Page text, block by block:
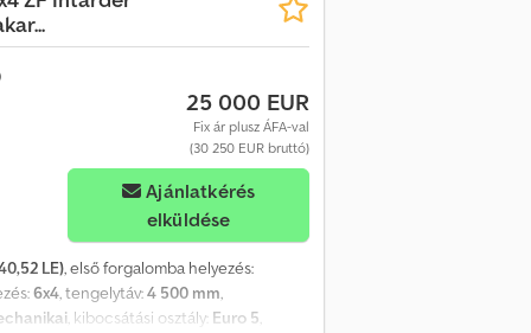
25 000 EUR
Fix ár plusz ÁFA-val
(30 250 EUR bruttó)
Ajánlatkérés
elküldése
LE), első forgalomba helyezés:
6x4, tengelytáv:4 500 mm,
, kibocsátási osztály: Euro 5,